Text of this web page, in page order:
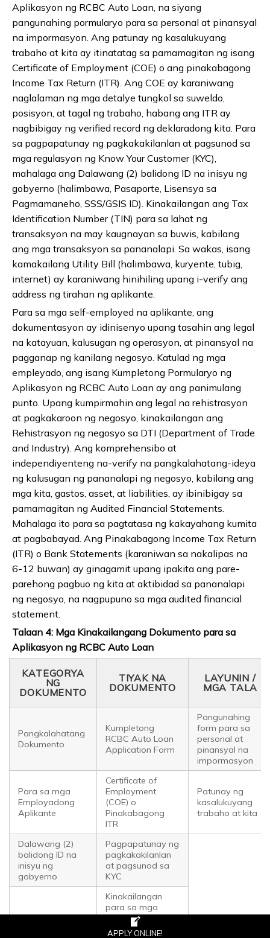
Aplikasyon ng RCBC Auto Loan, na siyang
pangunahing pormularyo para sa personal at pinansyal
na impormasyon. Ang patunay ng kasalukuyang
trabaho at kita ay itinatatag sa pamamagitan ng isang
Certificate of Employment (COE) o ang pinakabagong
Income Tax Return (ITR). Ang COE ay karaniwang
naglalaman ng mga detalye tungkol sa suweldo,
posisyon, at tagal ng trabaho, habang ang ITR ay
nagbibigay ng verified record ng deklaradong kita. Para
sa pagpapatunay ng pagkakakilanlan at pagsunod sa
mga regulasyon ng Know Your Customer (KYC),
mahalaga ang Dalawang (2) balidong ID na inisyu ng
gobyerno (halimbawa, Pasaporte, Lisensya sa
Pagmamaneho, SSS/GSIS ID). Kinakailangan ang Tax
Identification Number (TIN) para sa lahat ng
transaksyon na may kaugnayan sa buwis, kabilang
ang mga transaksyon sa pananalapi. Sa wakas, isang
kamakailang Utility Bill (halimbawa, kuryente, tubig,
internet) ay karaniwang hinihiling upang i-verify ang
address ng tirahan ng aplikante.
Para sa mga self-employed na aplikante, ang
dokumentasyon ay idinisenyo upang tasahin ang legal
na katayuan, kalusugan ng operasyon, at pinansyal na
pagganap ng kanilang negosyo. Katulad ng mga
empleyado, ang isang Kumpletong Pormularyo ng
Aplikasyon ng RCBC Auto Loan ay ang panimulang
punto. Upang kumpirmahin ang legal na rehistrasyon
at pagkakaroon ng negosyo, kinakailangan ang
Rehistrasyon ng negosyo sa DTI (Department of Trade
and Industry). Ang komprehensibo at
independiyenteng na-verify na pangkalahatang-ideya
ng kalusugan ng pananalapi ng negosyo, kabilang ang
mga kita, gastos, asset, at liabilities, ay ibinibigay sa
pamamagitan ng Audited Financial Statements.
Mahalaga ito para sa pagtatasa ng kakayahang kumita
at pagbabayad. Ang Pinakabagong Income Tax Return
(ITR) o Bank Statements (karaniwan sa nakalipas na
6-12 buwan) ay ginagamit upang ipakita ang pare-
parehong pagbuo ng kita at aktibidad sa pananalapi
ng negosyo, na nagpupuno sa mga audited financial
statement.
Talaan 4: Mga Kinakailangang Dokumento para sa
Aplikasyon ng RCBC Auto Loan
KATEGORYA
NG
DOKUMENTO
TIYAK NA
DOKUMENTO
LAYUNIN /
MGA TALA
Pangkalahatang
Dokumento
Kumpletong
RCBC Auto Loan
Application Form
Pangunahing
form para sa
personal at
pinansyal na
impormasyon
Para sa mga
Employadong
Aplikante
Certificate of
Employment
(COE) o
Pinakabagong
ITR
Patunay ng
kasalukuyang
trabaho at kita
Dalawang (2)
balidong ID na
inisyu ng
gobyerno
Pagpapatunay ng
pagkakakilanlan
at pagsunod sa
KYC
Tax Identification
Kinakailangan
para sa mga
transaksyon sa
pananalapi na
APPLY ONLINE!